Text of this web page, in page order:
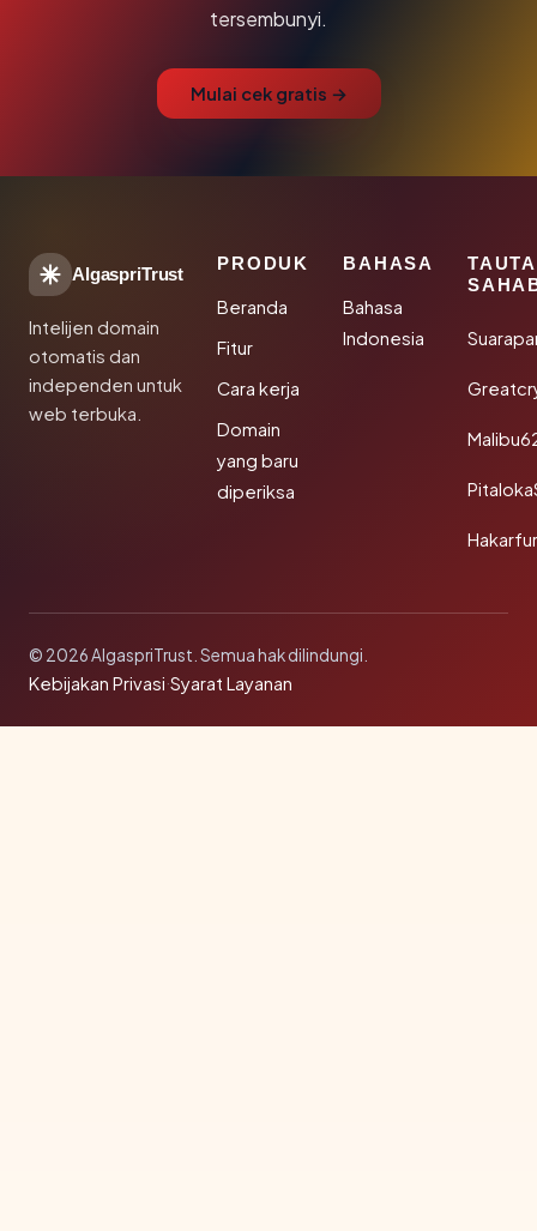
tersembunyi.
Mulai cek gratis →
AlgaspriTrust
Intelijen domain
otomatis dan
independen untuk
web terbuka.
PRODUK
Beranda
Fitur
Cara kerja
Domain
yang baru
diperiksa
BAHASA
Bahasa
Indonesia
© 2026 AlgaspriTrust. Semua hak dilindungi.
Kebijakan Privasi·Syarat Layanan